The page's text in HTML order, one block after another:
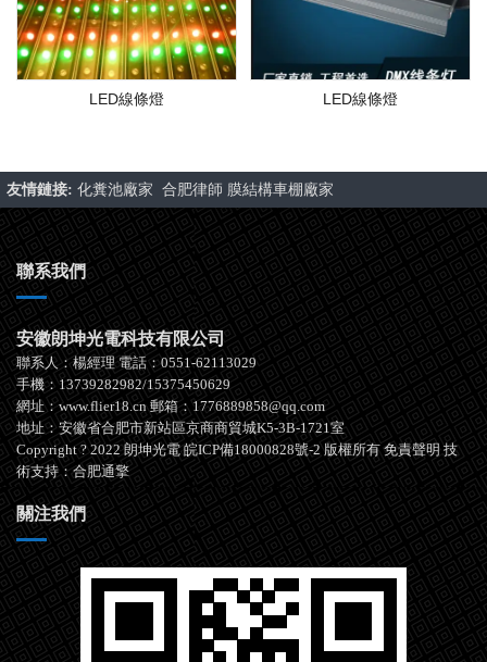
LED線條燈 LED線條燈
友情鏈接: 化糞池廠家 合肥律師 膜結構車棚廠家
聯系我們
安徽朗坤光電科技有限公司
聯系人：楊經理 電話：0551-62113029
手機：13739282982/15375450629
網址：www.flier18.cn 郵箱：1776889858@qq.com
地址：安徽省合肥市新站區京商商貿城K5-3B-1721室
Copyright ? 2022 朗坤光電 皖ICP備18000828號-2 版權所有 免責聲明 技
術支持： 合肥通擎
關注我們